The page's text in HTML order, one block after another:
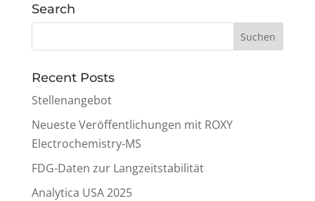
Search
Recent Posts
Stellenangebot
Neueste Veröffentlichungen mit ROXY
Electrochemistry-MS
FDG-Daten zur Langzeitstabilität
Analytica USA 2025